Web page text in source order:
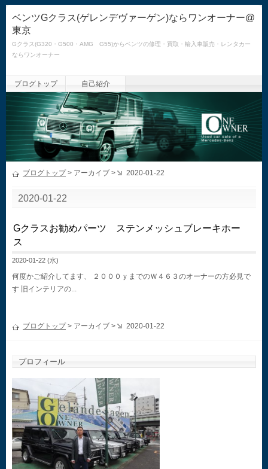
ベンツGクラス(ゲレンデヴァーゲン)ならワンオーナー@
東京
Gクラス(G320・G500・AMG G55)からベンツの修理・買取・輸入車販売・レンタカー
ならワンオーナー
ブログトップ 自己紹介
ブログトップ> アーカイブ > 2020-01-22
2020-01-22
Gクラスお勧めパーツ ステンメッシュブレーキホー
ス
2020-01-22 (水)
何度かご紹介してます、 ２０００ｙまでのＷ４６３のオーナーの方必見で
す 旧インテリアの...
ブログトップ> アーカイブ > 2020-01-22
プロフィール